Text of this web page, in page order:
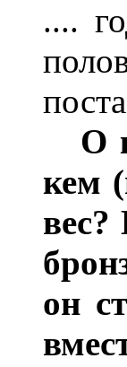
....
О
кем
вес?
он